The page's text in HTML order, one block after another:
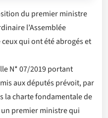
du premier ministre
l’Assemblée
qui ont été abrogés et
N* 07/2019 portant
aux députés prévoit, par
la charte fondamentale de
premier ministre qui